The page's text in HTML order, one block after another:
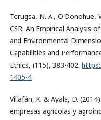
Torugsa, N. A., O'Donohue,
CSR: An Empirical Analysis
and Environmental
Capabilities and
Ethics, (115), 383-402.
1405-4
Villafán, K. & Ayala, D.
empresas agrícolas y